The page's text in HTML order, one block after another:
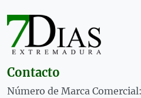
Contacto
Número de Marca